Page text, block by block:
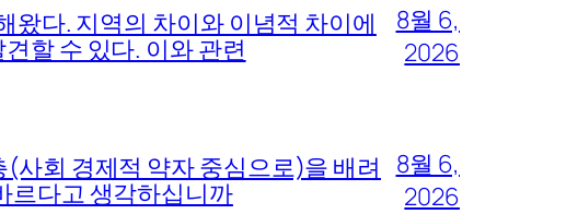
왔다. 지역의 차이와 이념적 차이에
할 수 있다. 이와 관련
8월 6,
2026
사회 경제적 약자 중심으로)을 배려
르다고 생각하십니까
8월 6,
2026